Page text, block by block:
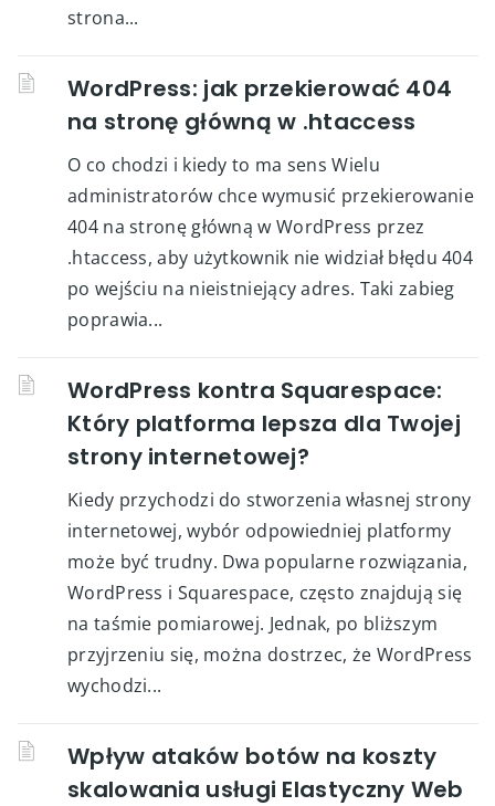
strona...
WordPress: jak przekierować 404
na stronę główną w .htaccess
O co chodzi i kiedy to ma sens Wielu
administratorów chce wymusić przekierowanie
404 na stronę główną w WordPress przez
.htaccess, aby użytkownik nie widział błędu 404
po wejściu na nieistniejący adres. Taki zabieg
poprawia...
WordPress kontra Squarespace:
Który platforma lepsza dla Twojej
strony internetowej?
Kiedy przychodzi do stworzenia własnej strony
internetowej, wybór odpowiedniej platformy
może być trudny. Dwa popularne rozwiązania,
WordPress i Squarespace, często znajdują się
na taśmie pomiarowej. Jednak, po bliższym
przyjrzeniu się, można dostrzec, że WordPress
wychodzi...
Wpływ ataków botów na koszty
skalowania usługi Elastyczny Web